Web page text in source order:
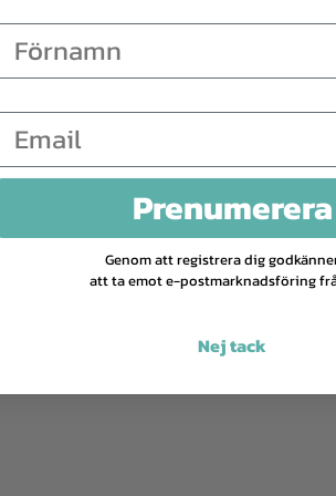
Prenumerera
Genom att registrera dig
att ta emot e-postmarknadsföring
Nej tack